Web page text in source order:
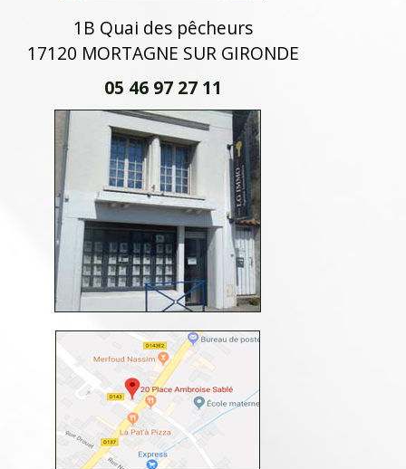
1B Quai des pêcheurs
17120 MORTAGNE SUR GIRONDE
05 46 97 27 11